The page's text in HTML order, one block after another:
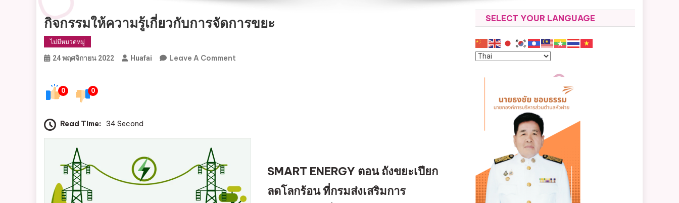
กิจกรรมให้ความรู้เกี่ยวกับการจัดการขยะ
ไม่มีหมวดหมู่
24 พฤศจิกายน 2022 Huafai Leave A Comment
0 0
Read Time: 34 Second
SMART ENERGY ตอน ถังขยะเปียก
ลดโลกร้อน ที่กรมส่งเสริมการ
SELECT YOUR LANGUAGE